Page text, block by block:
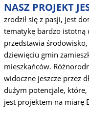
NASZ PROJEKT
zrodził się z pasji, jest
tematykę bardzo istotną
przedstawia
dziewięciu gmin
mieszkańców.
widoczne jeszcze przez
dużym potencjale,
jest projektem na miarę